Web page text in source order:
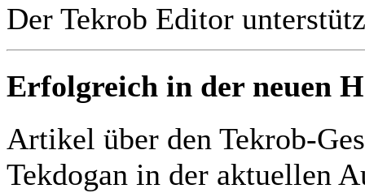
Der Tekrob Editor
Erfolgreich in der neuen
Artikel über den Tekrob-
Tekdogan in der aktuellen